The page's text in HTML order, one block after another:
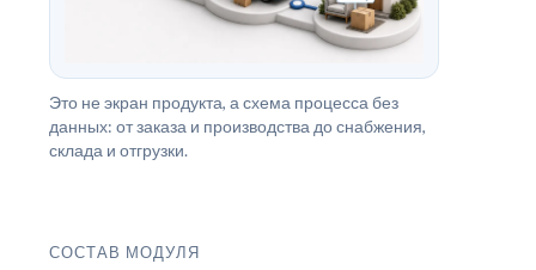
Это не экран продукта, а схема процесса без
данных: от заказа и производства до снабжения,
склада и отгрузки.
СОСТАВ МОДУЛЯ